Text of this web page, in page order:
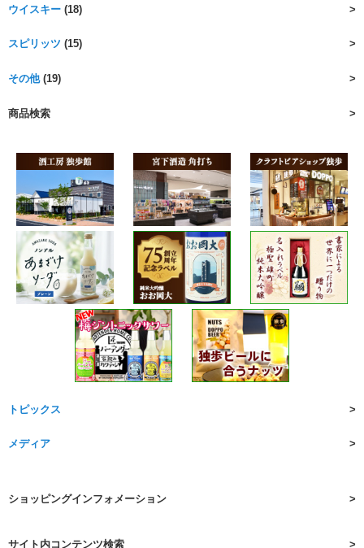
ウイスキー (18)
スピリッツ (15)
その他(19)
商品検索
トピックス
メディア
ショッピングインフォメーション
サイト内コンテンツ検索